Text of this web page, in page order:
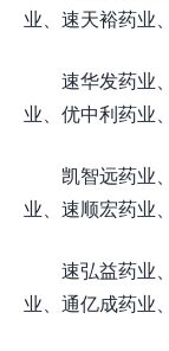
业、速天裕药业
速华发药业
业、优中利药业
凯智远药业
业、速顺宏药业
速弘益药业
业、通亿成药业